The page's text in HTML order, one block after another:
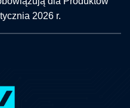
2026 r.